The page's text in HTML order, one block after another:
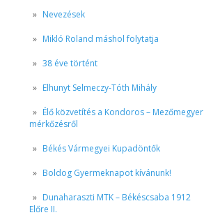
Nevezések
Mikló Roland máshol folytatja
38 éve történt
Elhunyt Selmeczy-Tóth Mihály
Élő közvetítés a Kondoros – Mezőmegyer
mérkőzésről
Békés Vármegyei Kupadöntők
Boldog Gyermeknapot kívánunk!
Dunaharaszti MTK – Békéscsaba 1912
Előre II.